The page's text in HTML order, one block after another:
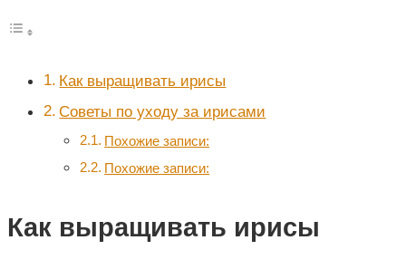
Как выращивать ирисы
Советы по уходу за ирисами
Похожие записи:
Похожие записи:
Как выращивать ирисы